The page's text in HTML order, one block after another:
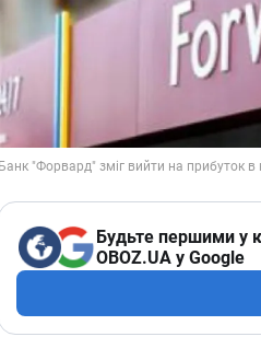
Будьте першими у
OBOZ.UA у Google